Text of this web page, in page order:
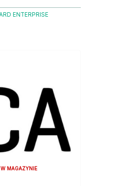
ENTERPRISE
MAGAZYNIE